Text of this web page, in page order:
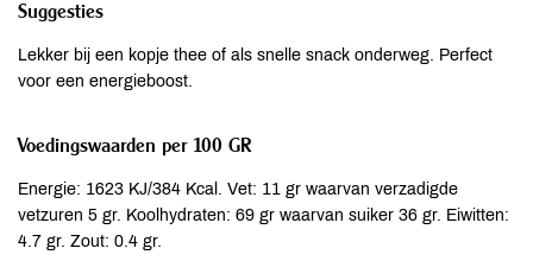
Suggesties
Lekker bij een kopje thee of als snelle snack onderweg. Perfect
voor een energieboost.
Voedingswaarden per 100 GR
Energie: 1623 KJ/384 Kcal. Vet: 11 gr waarvan verzadigde
vetzuren 5 gr. Koolhydraten: 69 gr waarvan suiker 36 gr. Eiwitten:
4.7 gr. Zout: 0.4 gr.